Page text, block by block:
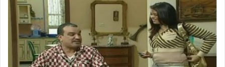
منذ
10
سنوات:
أول
عمل
كوميدي